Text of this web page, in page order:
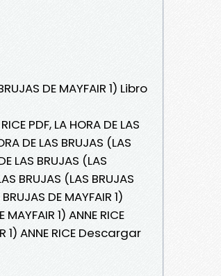
DE MAYFAIR 1) Libro
PDF, LA HORA DE LAS
DE LAS BRUJAS (LAS
LAS BRUJAS (LAS
BRUJAS (LAS BRUJAS
DE MAYFAIR 1)
1) ANNE RICE
1) ANNE RICE Descargar